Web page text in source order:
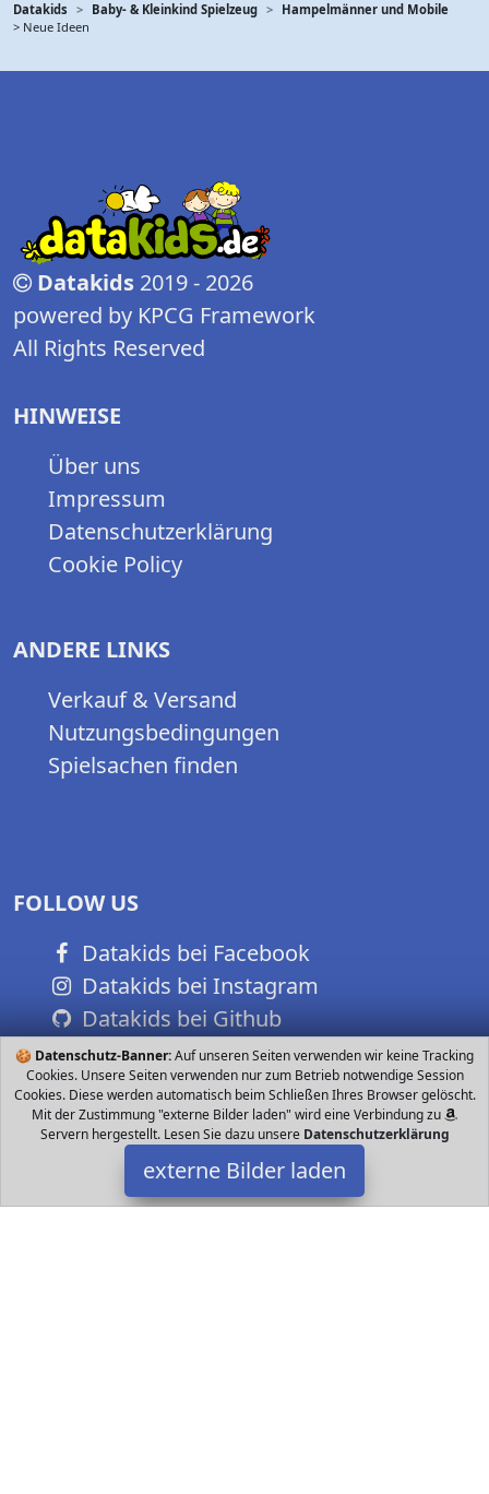
Datakids Baby- & Kleinkind Spielzeug
Hampelmänner und Mobile
> Neue Ideen
🍪 Datenschutz-Banner:Auf unseren Seiten verwenden wir keine Tracking
Cookies. Unsere Seiten verwenden nur zum Betrieb notwendige Session
Cookies. Diese werden automatisch beim Schließen Ihres Browser gelöscht.
Mit der Zustimmung "externe Bilder laden" wird eine Verbindung zu
Servern hergestellt. Lesen Sie dazu unsere Datenschutzerklärung
externe Bilder laden
Datakids 2019 - 2026
powered by KPCG Framework
All Rights Reserved
HINWEISE
Über uns
Impressum
Datenschutzerklärung
Cookie Policy
ANDERE LINKS
Verkauf & Versand
Nutzungsbedingungen
Spielsachen finden
FOLLOW US
Datakids bei Facebook
Datakids bei Instagram
Datakids bei Github